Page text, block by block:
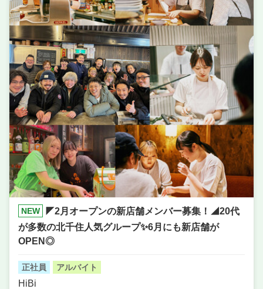
NEW
◤2月オープンの新店舗メンバー募集！◢20代
が多数の北千住人気グループ✨️6月にも新店舗が
OPEN◎
正社員 アルバイト
HiBi